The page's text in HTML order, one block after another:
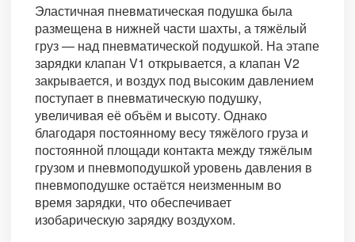
Эластичная пневматическая подушка была
размещена в нижней части шахты, а тяжёлый
груз — над пневматической подушкой. На этапе
зарядки клапан V1 открывается, а клапан V2
закрывается, и воздух под высоким давлением
поступает в пневматическую подушку,
увеличивая её объём и высоту. Однако
благодаря постоянному весу тяжёлого груза и
постоянной площади контакта между тяжёлым
грузом и пневмоподушкой уровень давления в
пневмоподушке остаётся неизменным во
время зарядки, что обеспечивает
изобарическую зарядку воздухом.